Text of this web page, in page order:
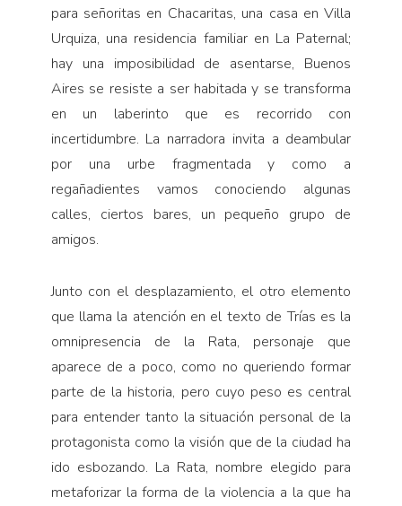
para señoritas en Chacaritas, una casa en Villa
Urquiza, una residencia familiar en La Paternal;
hay una imposibilidad de asentarse, Buenos
Aires se resiste a ser habitada y se transforma
en un laberinto que es recorrido con
incertidumbre. La narradora invita a deambular
por una urbe fragmentada y como a
regañadientes vamos conociendo algunas
calles, ciertos bares, un pequeño grupo de
amigos.
Junto con el desplazamiento, el otro elemento
que llama la atención en el texto de Trías es la
omnipresencia de la Rata, personaje que
aparece de a poco, como no queriendo formar
parte de la historia, pero cuyo peso es central
para entender tanto la situación personal de la
protagonista como la visión que de la ciudad ha
ido esbozando. La Rata, nombre elegido para
metaforizar la forma de la violencia a la que ha